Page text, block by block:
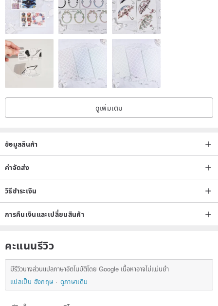
Each piece has slight differences, presenting a unique, simple
and natural personal style. The actual size is subject to the
actual product.
The cleaning method can be washed with neutral detergent and
Maintenance method: ceramics are fragile items, avoid strong
ดูเพิ่มเติม
ข้อมูลสินค้า
ค่าจัดส่ง
วิธีชำระเงิน
การคืนเงินและเปลี่ยนสินค้า
คะแนนรีวิว
มีรีวิวบางส่วนแปลภาษาอัตโนมัติโดย Google เนื้อหาอาจไม่แม่นยำ
แปลเป็น อังกฤษ
ดูภาษาเดิม